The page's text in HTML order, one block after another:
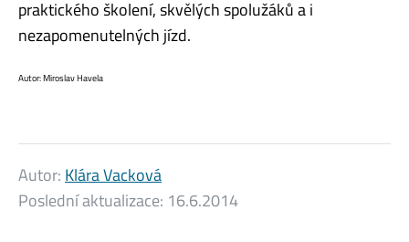
praktického školení, skvělých spolužáků a i
nezapomenutelných jízd.
Autor: Miroslav Havela
Autor: Klára Vacková
Poslední aktualizace: 16.6.2014